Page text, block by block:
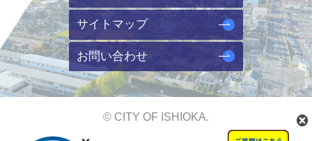
サイトマップ
お問い合わせ
© CITY OF ISHIOKA.